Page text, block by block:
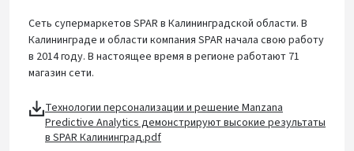
Сеть супермаркетов SPAR в Калининградской области. В
Калининграде и области компания SPAR начала свою работу
в 2014 году. В настоящее время в регионе работают 71
магазин сети.
Технологии персонализации и решение Manzana
Predictive Analytics демонстрируют высокие результаты
в SPAR Калининград.pdf